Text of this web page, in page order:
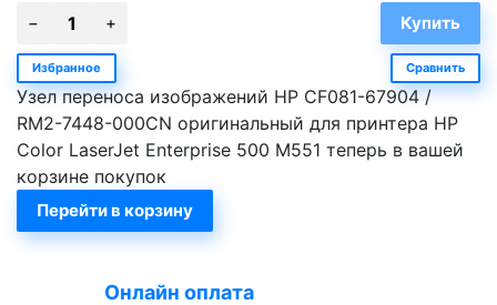
Избранное Сравнить
Узел переноса изображений HP CF081-67904 /
RM2-7448-000CN оригинальный для принтера HP
Color LaserJet Enterprise 500 M551 теперь в вашей
корзине покупок
Перейти в корзину
Онлайн оплата